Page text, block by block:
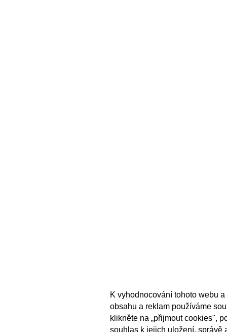
K vyhodnocování tohoto webu
obsahu a reklam používáme
klikněte na „přijmout cookies",
souhlas k jejich uložení, správě